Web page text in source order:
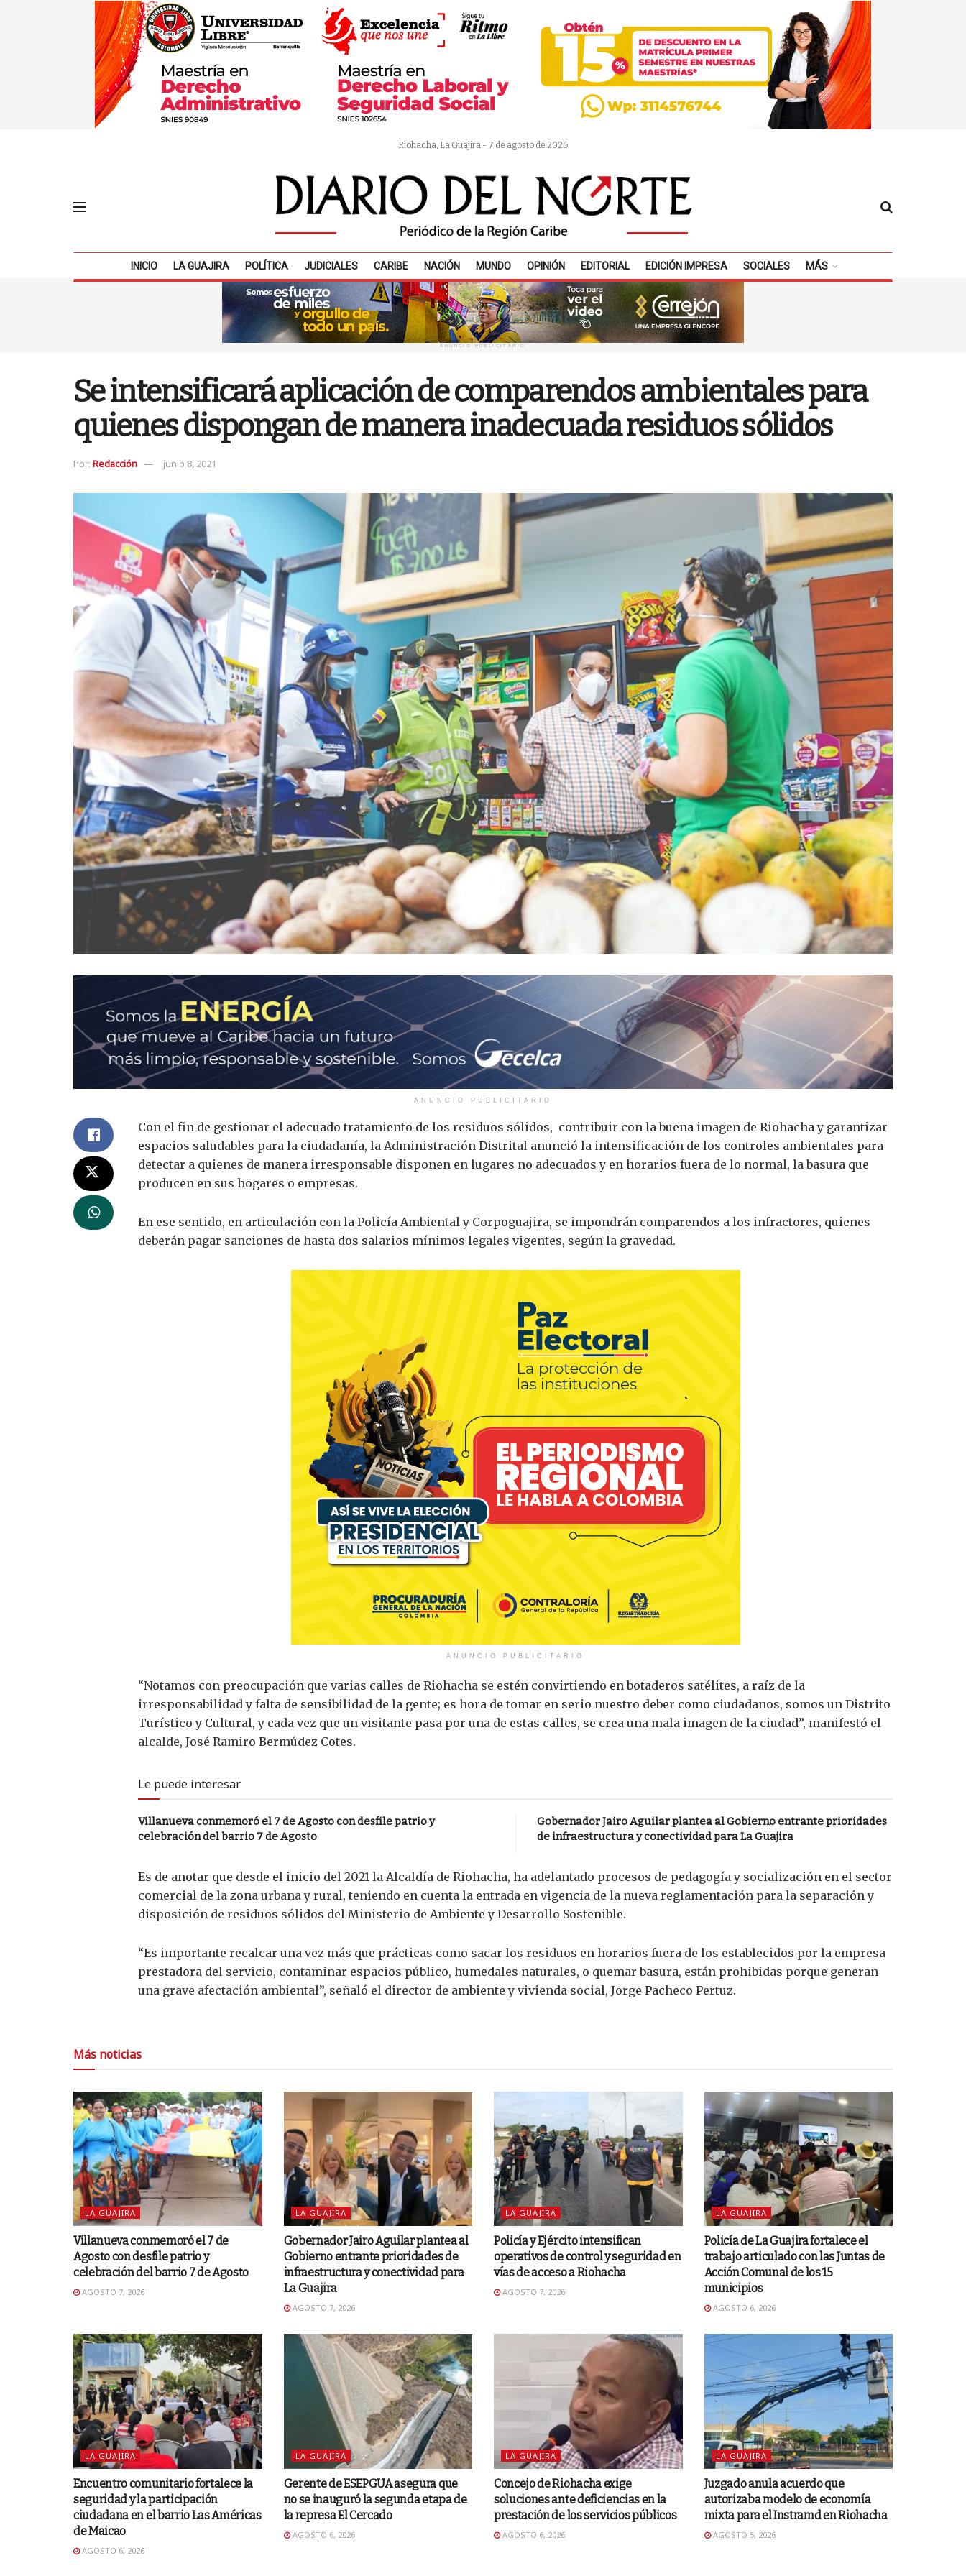
Riohacha, La Guajira - 7 de agosto de 2026
INICIO LA GUAJIRA POLÍTICA JUDICIALES CARIBE NACIÓN MUNDO OPINIÓN EDITORIAL EDICIÓN IMPRESA SOCIALES MÁS
ANUNCIO PUBLICITARIO
Se intensificará aplicación de comparendos ambientales para
quienes dispongan de manera inadecuada residuos sólidos
Por: Redacción junio 8, 2021
ANUNCIO PUBLICITARIO
Con el fin de gestionar el adecuado tratamiento de los residuos sólidos, contribuir con la buena imagen de Riohacha y garantizar
espacios saludables para la ciudadanía, la Administración Distrital anunció la intensificación de los controles ambientales para
detectar a quienes de manera irresponsable disponen en lugares no adecuados y en horarios fuera de lo normal, la basura que
producen en sus hogares o empresas.
En ese sentido, en articulación con la Policía Ambiental y Corpoguajira, se impondrán comparendos a los infractores, quienes
deberán pagar sanciones de hasta dos salarios mínimos legales vigentes, según la gravedad.
ANUNCIO PUBLICITARIO
“Notamos con preocupación que varias calles de Riohacha se estén convirtiendo en botaderos satélites, a raíz de la
irresponsabilidad y falta de sensibilidad de la gente; es hora de tomar en serio nuestro deber como ciudadanos, somos un Distrito
Turístico y Cultural, y cada vez que un visitante pasa por una de estas calles, se crea una mala imagen de la ciudad”, manifestó el
alcalde, José Ramiro Bermúdez Cotes.
Le puede interesar
Villanueva conmemoró el 7 de Agosto con desfile patrio y
celebración del barrio 7 de Agosto
Gobernador Jairo Aguilar plantea al Gobierno entrante prioridades
de infraestructura y conectividad para La Guajira
Es de anotar que desde el inicio del 2021 la Alcaldía de Riohacha, ha adelantado procesos de pedagogía y socialización en el sector
comercial de la zona urbana y rural, teniendo en cuenta la entrada en vigencia de la nueva reglamentación para la separación y
disposición de residuos sólidos del Ministerio de Ambiente y Desarrollo Sostenible.
“Es importante recalcar una vez más que prácticas como sacar los residuos en horarios fuera de los establecidos por la empresa
prestadora del servicio, contaminar espacios público, humedales naturales, o quemar basura, están prohibidas porque generan
una grave afectación ambiental”, señaló el director de ambiente y vivienda social, Jorge Pacheco Pertuz.
Más noticias
LA GUAJIRA
Villanueva conmemoró el 7 de
Agosto con desfile patrio y
celebración del barrio 7 de Agosto
AGOSTO 7, 2026
LA GUAJIRA
Gobernador Jairo Aguilar plantea al
Gobierno entrante prioridades de
infraestructura y conectividad para
La Guajira
AGOSTO 7, 2026
LA GUAJIRA
Policía y Ejército intensifican
operativos de control y seguridad en
vías de acceso a Riohacha
AGOSTO 7, 2026
LA GUAJIRA
Policía de La Guajira fortalece el
trabajo articulado con las Juntas de
Acción Comunal de los 15
municipios
AGOSTO 6, 2026
LA GUAJIRA
Encuentro comunitario fortalece la
seguridad y la participación
ciudadana en el barrio Las Américas
de Maicao
AGOSTO 6, 2026
LA GUAJIRA
Gerente de ESEPGUA asegura que
no se inauguró la segunda etapa de
la represa El Cercado
AGOSTO 6, 2026
LA GUAJIRA
Concejo de Riohacha exige
soluciones ante deficiencias en la
prestación de los servicios públicos
AGOSTO 6, 2026
LA GUAJIRA
Juzgado anula acuerdo que
autorizaba modelo de economía
mixta para el Instramd en Riohacha
AGOSTO 5, 2026